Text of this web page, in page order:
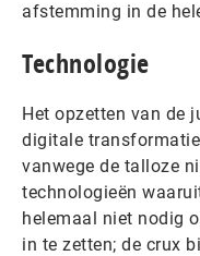
afstemming in de
Technologie
Het opzetten van de
digitale
vanwege de talloze
technologieën
helemaal niet nodig
in te zetten; de crux